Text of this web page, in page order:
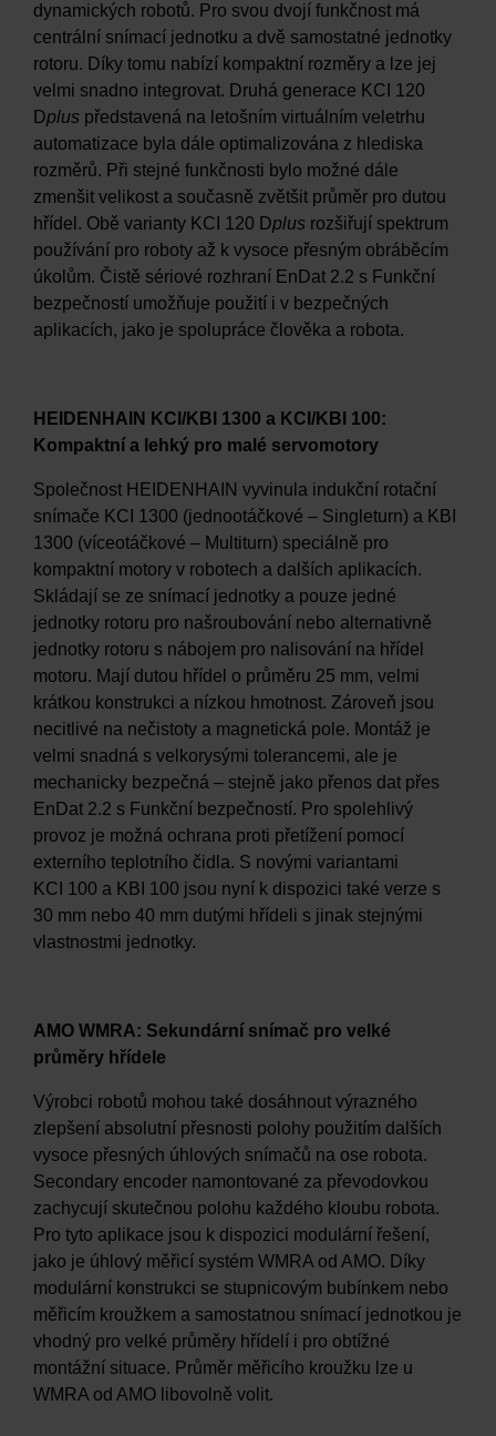
dynamických robotů. Pro svou dvojí funkčnost má
centrální snímací jednotku a dvě samostatné jednotky
rotoru. Díky tomu nabízí kompaktní rozměry a lze jej
velmi snadno integrovat. Druhá generace KCI 120
Dplus představená na letošním virtuálním veletrhu
automatizace byla dále optimalizována z hlediska
rozměrů. Při stejné funkčnosti bylo možné dále
zmenšit velikost a současně zvětšit průměr pro dutou
hřídel. Obě varianty KCI 120 Dplus rozšiřují spektrum
používání pro roboty až k vysoce přesným obráběcím
úkolům. Čistě sériové rozhraní EnDat 2.2 s Funkční
bezpečností umožňuje použití i v bezpečných
aplikacích, jako je spolupráce člověka a robota.
HEIDENHAIN KCI/KBI 1300 a KCI/KBI 100:
Kompaktní a lehký pro malé servomotory
Společnost HEIDENHAIN vyvinula indukční rotační
snímače KCI 1300 (jednootáčkové – Singleturn) a KBI
1300 (víceotáčkové – Multiturn) speciálně pro
kompaktní motory v robotech a dalších aplikacích.
Skládají se ze snímací jednotky a pouze jedné
jednotky rotoru pro našroubování nebo alternativně
jednotky rotoru s nábojem pro nalisování na hřídel
motoru. Mají dutou hřídel o průměru 25 mm, velmi
krátkou konstrukci a nízkou hmotnost. Zároveň jsou
necitlivé na nečistoty a magnetická pole. Montáž je
velmi snadná s velkorysými tolerancemi, ale je
mechanicky bezpečná – stejně jako přenos dat přes
EnDat 2.2 s Funkční bezpečností. Pro spolehlivý
provoz je možná ochrana proti přetížení pomocí
externího teplotního čidla. S novými variantami
KCI 100 a KBI 100 jsou nyní k dispozici také verze s
30 mm nebo 40 mm dutými hřídeli s jinak stejnými
vlastnostmi jednotky.
AMO WMRA: Sekundární snímač pro velké
průměry hřídele
Výrobci robotů mohou také dosáhnout výrazného
zlepšení absolutní přesnosti polohy použitím dalších
vysoce přesných úhlových snímačů na ose robota.
Secondary encoder namontované za převodovkou
zachycují skutečnou polohu každého kloubu robota.
Pro tyto aplikace jsou k dispozici modulární řešení,
jako je úhlový měřicí systém WMRA od AMO. Díky
modulární konstrukci se stupnicovým bubínkem nebo
měřicím kroužkem a samostatnou snímací jednotkou je
vhodný pro velké průměry hřídelí i pro obtížné
montážní situace. Průměr měřicího kroužku lze u
WMRA od AMO libovolně volit.